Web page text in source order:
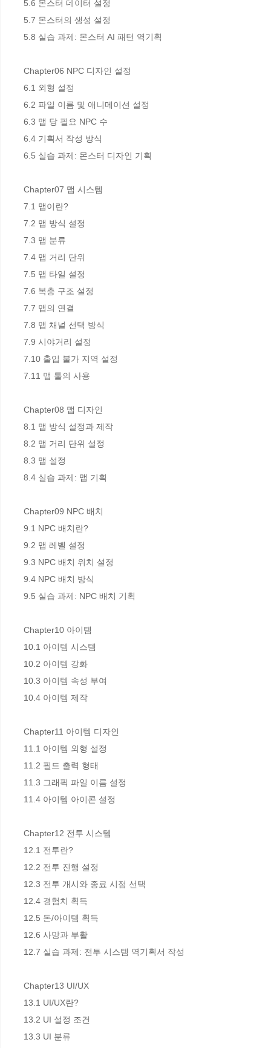
5.6 몬스터 데이터 설정
5.7 몬스터의 생성 설정
5.8 실습 과제: 몬스터 AI 패턴 역기획
Chapter06 NPC 디자인 설정
6.1 외형 설정
6.2 파일 이름 및 애니메이션 설정
6.3 맵 당 필요 NPC 수
6.4 기획서 작성 방식
6.5 실습 과제: 몬스터 디자인 기획
Chapter07 맵 시스템
7.1 맵이란?
7.2 맵 방식 설정
7.3 맵 분류
7.4 맵 거리 단위
7.5 맵 타일 설정
7.6 복층 구조 설정
7.7 맵의 연결
7.8 맵 채널 선택 방식
7.9 시야거리 설정
7.10 출입 불가 지역 설정
7.11 맵 툴의 사용
Chapter08 맵 디자인
8.1 맵 방식 설정과 제작
8.2 맵 거리 단위 설정
8.3 맵 설정
8.4 실습 과제: 맵 기획
Chapter09 NPC 배치
9.1 NPC 배치란?
9.2 맵 레벨 설정
9.3 NPC 배치 위치 설정
9.4 NPC 배치 방식
9.5 실습 과제: NPC 배치 기획
Chapter10 아이템
10.1 아이템 시스템
10.2 아이템 강화
10.3 아이템 속성 부여
10.4 아이템 제작
Chapter11 아이템 디자인
11.1 아이템 외형 설정
11.2 필드 출력 형태
11.3 그래픽 파일 이름 설정
11.4 아이템 아이콘 설정
Chapter12 전투 시스템
12.1 전투란?
12.2 전투 진행 설정
12.3 전투 개시와 종료 시점 선택
12.4 경험치 획득
12.5 돈/아이템 획득
12.6 사망과 부활
12.7 실습 과제: 전투 시스템 역기획서 작성
Chapter13 UI/UX
13.1 UI/UX란?
13.2 UI 설정 조건
13.3 UI 분류